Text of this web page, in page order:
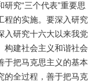
究“三个代表”重要思
程的实施。要深入研究
入研究十六大以来我党
构建社会主义和谐社会
于把马克思主义的基本
的全过程，善于把马克